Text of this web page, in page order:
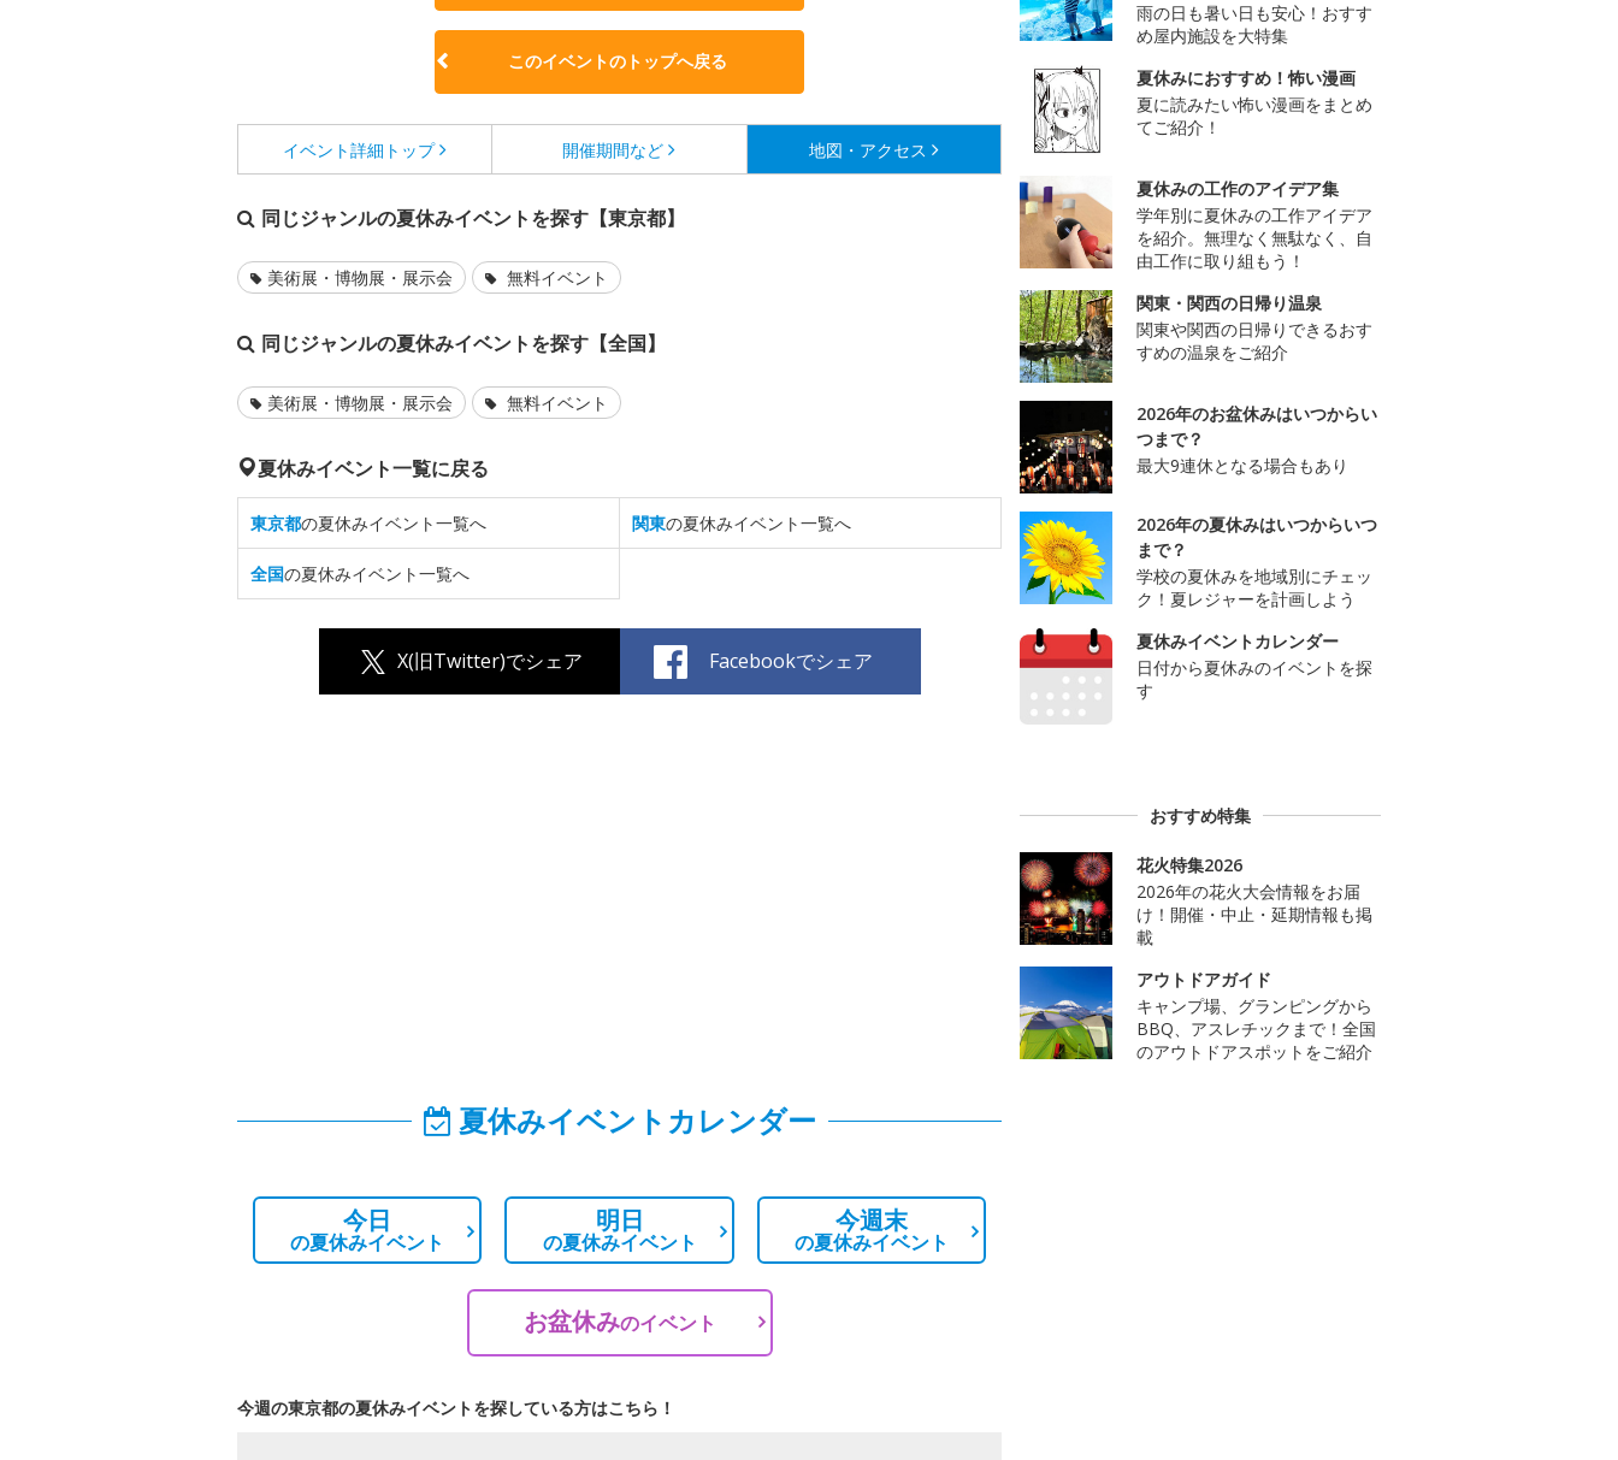
このイベントのトップへ戻る
イベント詳細 トップ 開催期間など 地図・アクセス
同じジャンルの夏休みイベントを探す【東京都】
美術展・博物展・展示会 無料イベント
同じジャンルの夏休みイベントを探す【全国】
美術展・博物展・展示会 無料イベント
夏休みイベント一覧に戻る
東京都の夏休みイベント一覧へ 関東の夏休みイベント一覧へ
全国の夏休みイベント一覧へ
X(旧Twitter)でシェア Facebookでシェア
夏休みイベントカレンダー
今日
の夏休みイベント
明日
の夏休みイベント
今週末
の夏休みイベント
お盆休みのイベント
今週の東京都の夏休みイベントを探している方はこちら！
雨の日も暑い日も安心！おすす
め屋内施設を大特集
夏休みにおすすめ！怖い漫画
夏に読みたい怖い漫画をまとめ
てご紹介！
夏休みの工作のアイデア集
学年別に夏休みの工作アイデア
を紹介。無理なく無駄なく、自
由工作に取り組もう！
関東・関西の日帰り温泉
関東や関西の日帰りできるおす
すめの温泉をご紹介
2026年のお盆休みはいつからい
つまで？
最大9連休となる場合もあり
2026年の夏休みはいつからいつ
まで？
学校の夏休みを地域別にチェッ
ク！夏レジャーを計画しよう
夏休みイベントカレンダー
日付から夏休みのイベントを探
す
おすすめ特集
花火特集2026
2026年の花火大会情報をお届
け！開催・中止・延期情報も掲
載
アウトドアガイド
キャンプ場、グランピングから
BBQ、アスレチックまで！全国
のアウトドアスポットをご紹介